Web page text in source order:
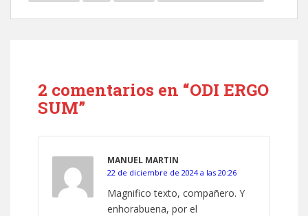
2 comentarios en “ODI ERGO
SUM”
MANUEL MARTIN
22 de diciembre de 2024 a las 20:26
Magnifico texto, compañero. Y
enhorabuena, por el